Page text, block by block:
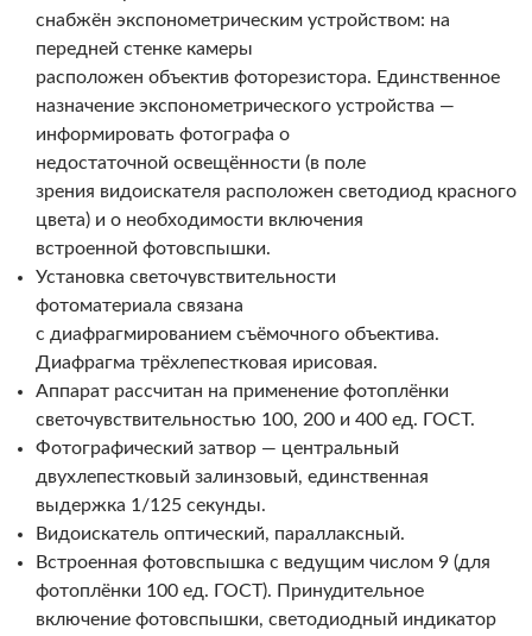
снабжён экспонометрическим устройством: на
передней стенке камеры
расположен объектив фоторезистора. Единственное
назначение экспонометрического устройства —
информировать фотографа о
недостаточной освещённости (в поле
зрения видоискателя расположен светодиод красного
цвета) и о необходимости включения
встроенной фотовспышки.
Установка светочувствительности
фотоматериала связана
с диафрагмированием съёмочного объектива.
Диафрагма трёхлепестковая ирисовая.
Аппарат рассчитан на применение фотоплёнки
светочувствительностью 100, 200 и 400 ед. ГОСТ.
Фотографический затвор — центральный
двухлепестковый залинзовый, единственная
выдержка 1/125 секунды.
Видоискатель оптический, параллаксный.
Встроенная фотовспышка с ведущим числом 9 (для
фотоплёнки 100 ед. ГОСТ). Принудительное
включение фотовспышки, светодиодный индикатор